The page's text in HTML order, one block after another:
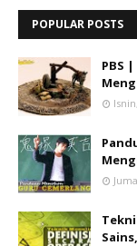
POPULAR POSTS
PBS